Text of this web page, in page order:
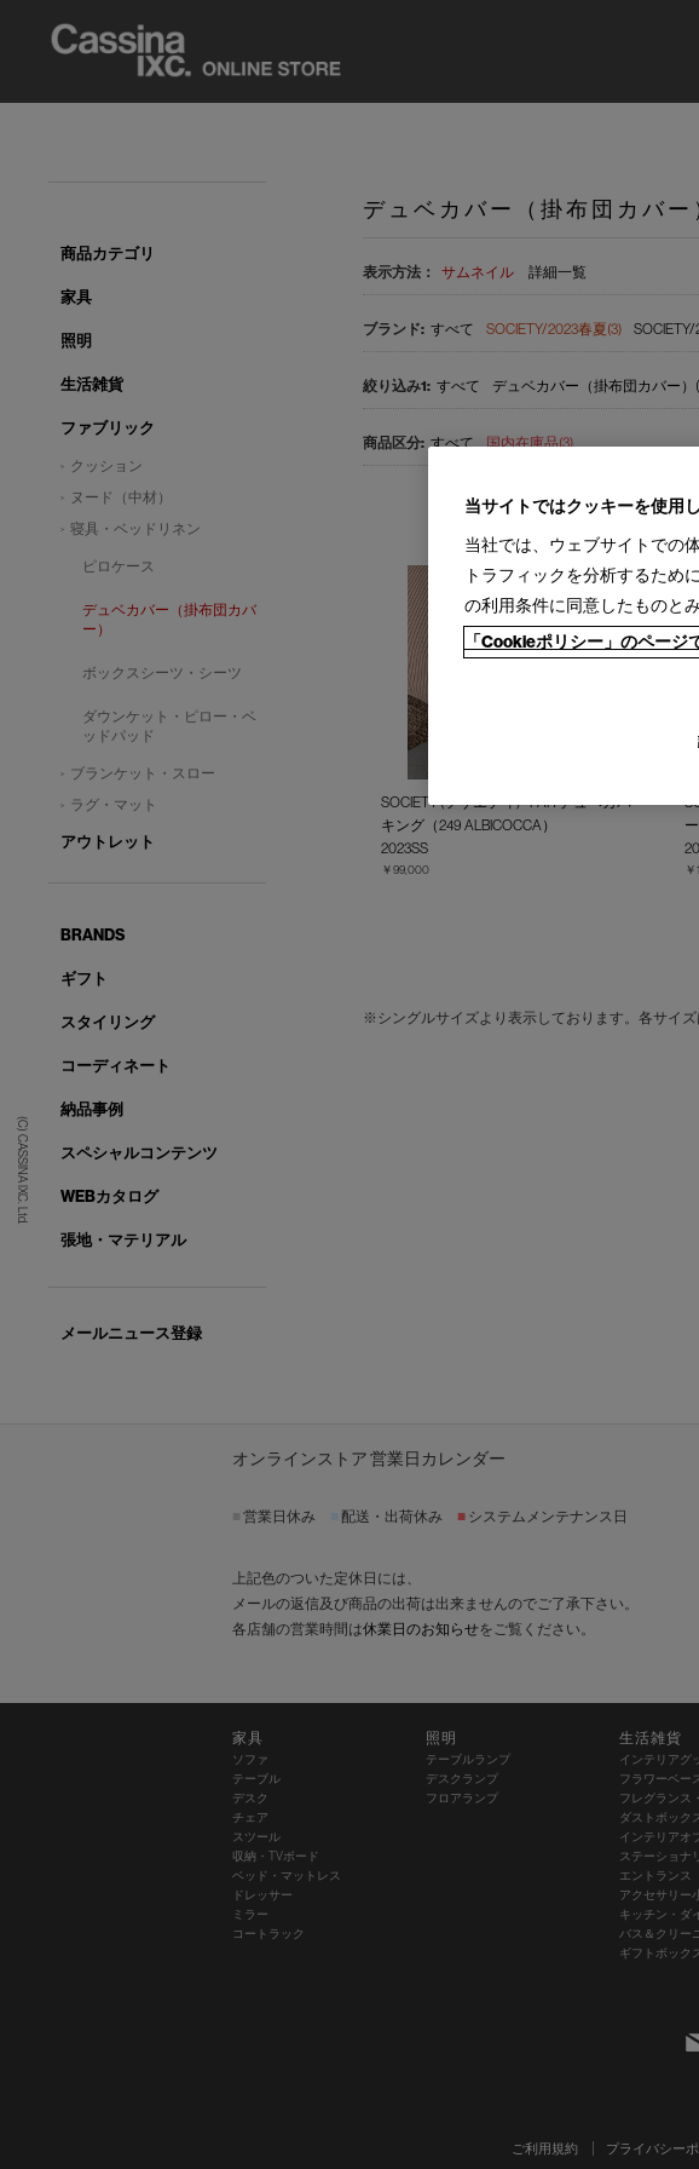
(C) CASSINA IXC. Ltd.
デュベカバー（掛布団カバー
表示方法： サムネイル 詳細一覧
すべて SOCIETY/2023春夏(3) SOCIETY/
すべて デュベカバー（掛布団カバー）
すべて 国内在庫品(3)
SOCIETY (ソサエティ) - PAR デュベカバー
キング（249 ALBICOCCA）
2023SS
￥99,000
※シングルサイズより表示しております。各サイズ
商品カテゴリ
家具
照明
生活雑貨
ファブリック
クッション
ヌード（中材）
寝具・ベッドリネン
ピロケース
デュベカバー（掛布団カバ
ー）
ボックスシーツ・シーツ
ダウンケット・ピロー・ベ
ッドパッド
ブランケット・スロー
ラグ・マット
アウトレット
BRANDS
ギフト
スタイリング
コーディネート
納品事例
スペシャルコンテンツ
WEBカタログ
張地・マテリアル
メールニュース登録
オンラインストア 営業日カレンダー
営業日休み 配送・出荷休み ■ システムメンテナンス日
上記色のついた定休日には、
メールの返信及び商品の出荷は出来ませんのでご了承下さい。
各店舗の営業時間は休業日のお知らせをご覧ください。
家具
ソファ
テーブル
デスク
チェア
スツール
収納・TVボード
ベッド・マットレス
ドレッサー
ミラー
コートラック
照明
テーブルランプ
デスクランプ
フロアランプ
生活雑貨
インテリアグ
フラワーベー
フレグランス
ダストボック
インテリアオ
ステーショナ
エントランス
アクセサリー
キッチン・ダ
バス＆クリー
ギフトボック
ご利用規約 プライバシー
当サイトではクッキーを使用
当社では、ウェブサイトでの
トラフィックを分析するため
の利用条件に同意したものと
「Cookieポリシー」のペー